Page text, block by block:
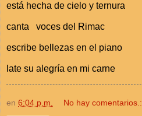
está hecha de cielo y ternura
canta voces del Rimac
escribe bellezas en el piano
late su alegría en mi carne
en 6:04 p.m. No hay comentarios.: